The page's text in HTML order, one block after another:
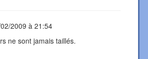
2009 à 21:54
ne sont jamais taillés.